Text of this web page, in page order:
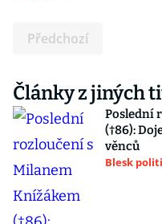
Předchozí
Články z jiných
Poslední
(†86):
věnců
Blesk